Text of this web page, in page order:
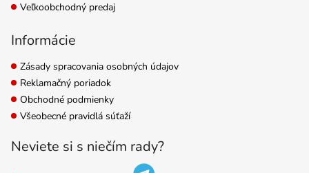
Veľkoobchodný predaj
Informácie
Zásady spracovania osobných údajov
Reklamačný poriadok
Obchodné podmienky
Všeobecné pravidlá súťaží
Neviete si s niečím rady?